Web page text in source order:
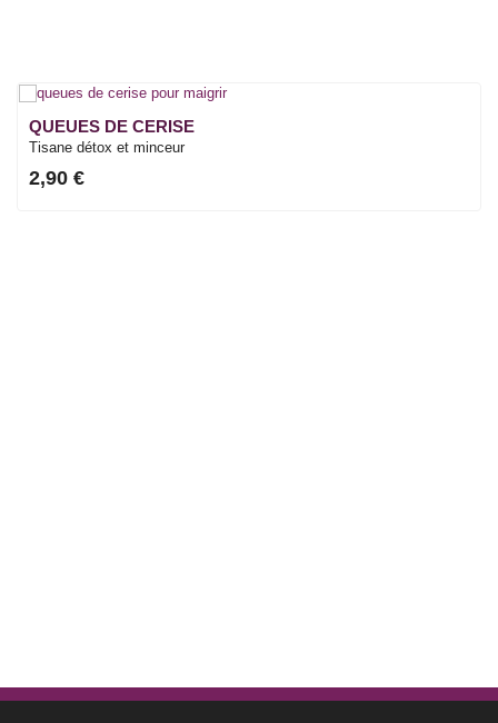
QUEUES DE CERISE
Tisane détox et minceur
2,90 €